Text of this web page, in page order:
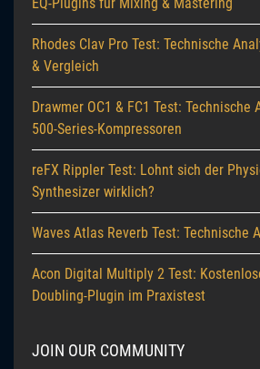
Rhodes Clav Pro Test: Technische
& Vergleich
Drawmer OC1 & FC1 Test: Technische
500-Series-Kompressoren
reFX Rippler Test: Lohnt sich der
Synthesizer wirklich?
Waves Atlas Reverb Test: Technische
Acon Digital Multiply 2 Test:
Doubling-Plugin im Praxistest
JOIN OUR COMMUNITY